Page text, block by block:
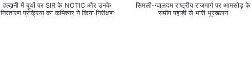
हल्द्वानी में बूथों पर SIR के NOTIC और उनके
निस्तारण प्रक्रिया का कमिश्नर ने किया निरीक्षण
सिमली-ग्वालदम राष्ट्रीय राजमार्ग पर आमसोड़ के
समीप पहाड़ी से भारी भूस्खलन